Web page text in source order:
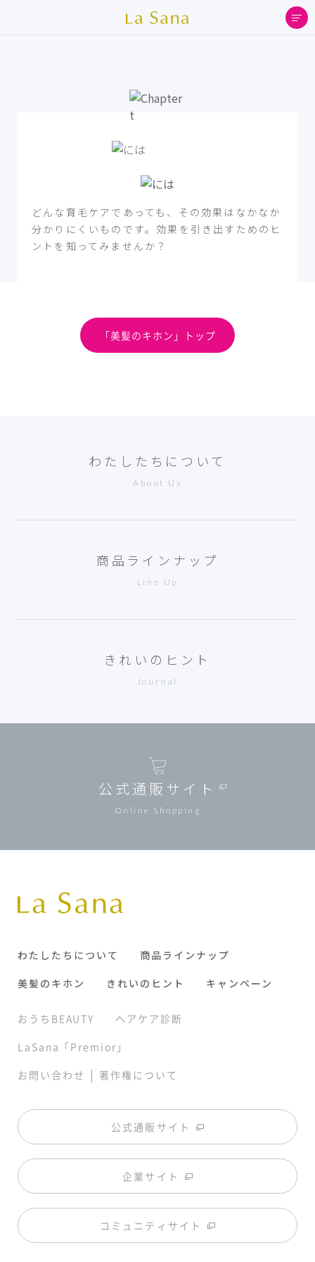
どんな育毛ケアであっても、その効果はなかなか
分かりにくいものです。効果を引き出すためのヒ
ントを知ってみませんか？
「美髪のキホン」トップ
わたしたちについて
About Us
商品ラインナップ
Line Up
きれいのヒント
Journal
公式通販サイト
Online Shopping
わたしたちについて
商品ラインナップ
美髪のキホン
きれいのヒント キャンペーン
おうちBEAUTY
ヘアケア診断
LaSana「Premior」
お問い合わせ | 著作権について
公式通販サイト
企業サイト
コミュニティサイト